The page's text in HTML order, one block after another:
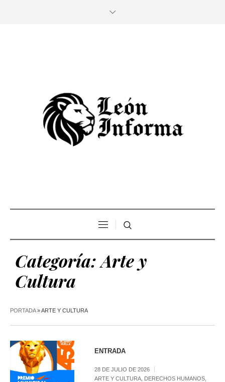
Categoría:Arte y
Cultura
PORTADA»ARTE Y CULTURA
ENTRADA
28 DE JULIO DE 2026
ARTE Y CULTURA DERECHOS HUMANOS